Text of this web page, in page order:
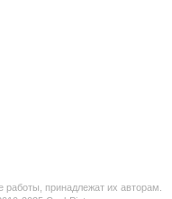
работы, принадлежат их авторам.